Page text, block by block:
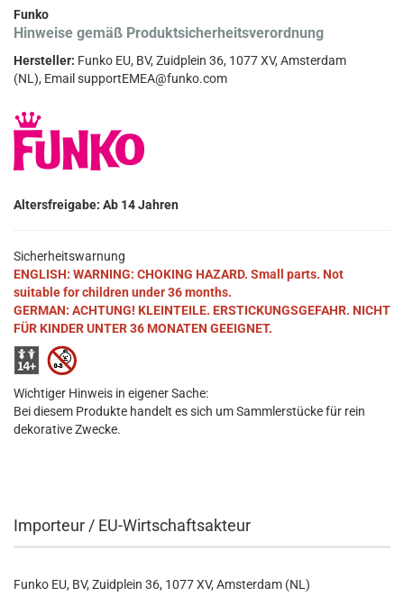
Funko
Hinweise gemäß Produktsicherheitsverordnung
Hersteller: Funko EU, BV, Zuidplein 36, 1077 XV, Amsterdam
(NL), Email supportEMEA@funko.com
Altersfreigabe: Ab 14 Jahren
Sicherheitswarnung
ENGLISH: WARNING: CHOKING HAZARD. Small parts. Not
suitable for children under 36 months.
GERMAN: ACHTUNG! KLEINTEILE. ERSTICKUNGSGEFAHR. NICHT
FÜR KINDER UNTER 36 MONATEN GEEIGNET.
Wichtiger Hinweis in eigener Sache:
Bei diesem Produkte handelt es sich um Sammlerstücke für rein
dekorative Zwecke.
Importeur / EU-Wirtschaftsakteur
Funko EU, BV, Zuidplein 36, 1077 XV, Amsterdam (NL)